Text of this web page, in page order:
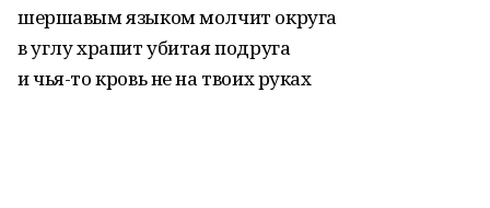
шершавым языком молчит округа
в углу храпит убитая подруга
и чья-то кровь не на твоих руках